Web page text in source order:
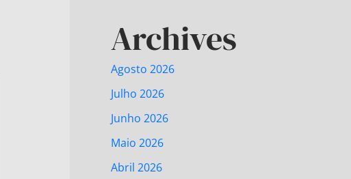
Archives
Agosto 2026
Julho 2026
Junho 2026
Maio 2026
Abril 2026